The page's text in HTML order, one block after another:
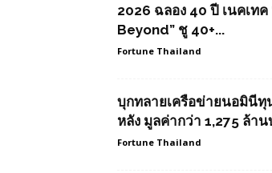
2026 ฉลอง 40 ปี เนคเท
Beyond” ชู 40+...
Fortune Thailand
บุกทลายเครือข่ายนอมินีทุ
หลัง มูลค่ากว่า 1,275 ล้า
Fortune Thailand